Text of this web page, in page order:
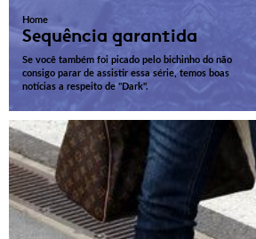
Home
Sequência garantida
Se você também foi picado pelo bichinho do não
consigo parar de assistir essa série, temos boas
notícias a respeito de "Dark".